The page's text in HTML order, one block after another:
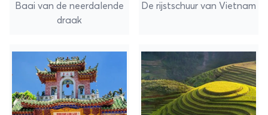
Baai van de neerdalende
draak
De rijstschuur van Vietnam